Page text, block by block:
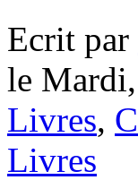
Ecrit par
le
Livres,
Livres